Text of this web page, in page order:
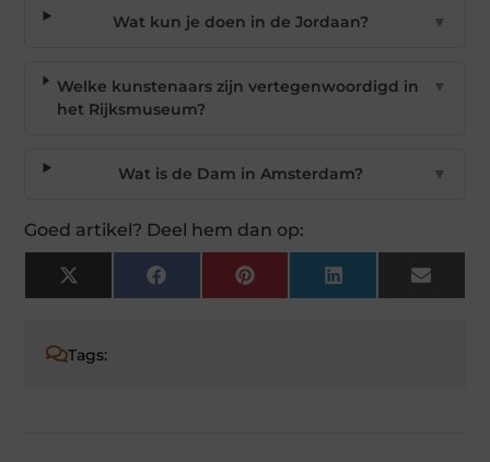
Wat kun je doen in de Jordaan? ▼
Welke kunstenaars zijn vertegenwoordigd in
het Rijksmuseum?
▼
Wat is de Dam in Amsterdam? ▼
Goed artikel? Deel hem dan op:
X
(Twitter)
Facebook Pinterest LinkedIn Email
Tags: